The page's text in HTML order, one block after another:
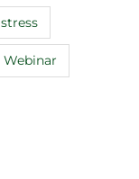
stress
Webinar